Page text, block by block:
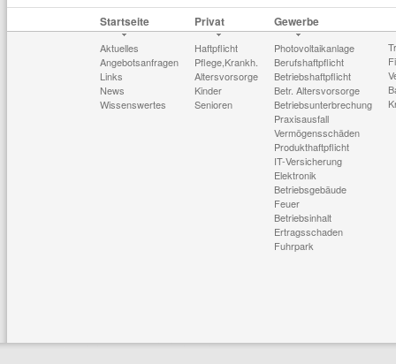
Startseite
Aktuelles
Angebotsanfragen
Links
News
Wissenswertes
Privat
Haftpflicht
Pflege,Krankh.
Altersvorsorge
Kinder
Senioren
Gewerbe
Photovoltaikanlage
Berufshaftpflicht
Betriebshaftpflicht
Betr. Altersvorsorge
Betriebsunterbrechung
Praxisausfall
Vermögensschäden
Produkthaftpflicht
IT-Versicherung
Elektronik
Betriebsgebäude
Feuer
Betriebsinhalt
Ertragsschaden
Fuhrpark